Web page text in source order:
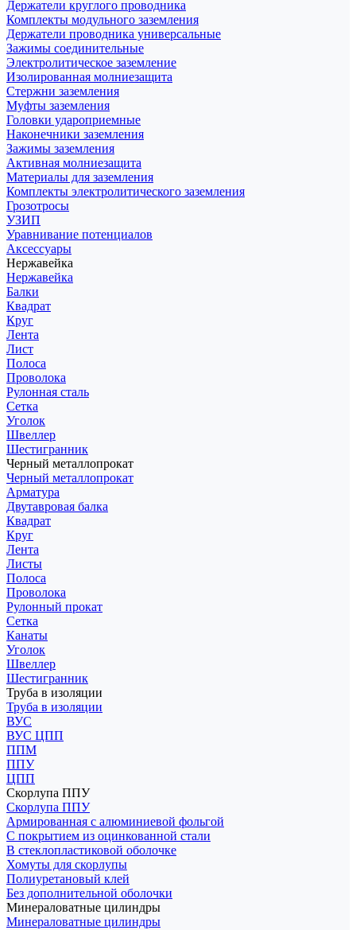
Держатели круглого проводника
Комплекты модульного заземления
Держатели проводника универсальные
Зажимы соединительные
Электролитическое заземление
Изолированная молниезащита
Стержни заземления
Муфты заземления
Головки удароприемные
Наконечники заземления
Зажимы заземления
Активная молниезащита
Материалы для заземления
Комплекты электролитического заземления
Грозотросы
УЗИП
Уравнивание потенциалов
Аксессуары
Нержавейка
Нержавейка
Балки
Квадрат
Круг
Лента
Лист
Полоса
Проволока
Рулонная сталь
Сетка
Уголок
Швеллер
Шестигранник
Черный металлопрокат
Черный металлопрокат
Арматура
Двутавровая балка
Квадрат
Круг
Лента
Листы
Полоса
Проволока
Рулонный прокат
Сетка
Канаты
Уголок
Швеллер
Шестигранник
Труба в изоляции
Труба в изоляции
ВУС
ВУС ЦПП
ППМ
ППУ
ЦПП
Скорлупа ППУ
Скорлупа ППУ
Армированная с алюминиевой фольгой
С покрытием из оцинкованной стали
В стеклопластиковой оболочке
Хомуты для скорлупы
Полиуретановый клей
Без дополнительной оболочки
Минераловатные цилиндры
Минераловатные цилиндры